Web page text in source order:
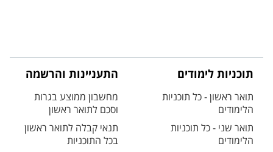
תוכניות לימודים
תואר ראשון - כל תוכניות
הלימודים
תואר שני - כל תוכניות
הלימודים
התעניינות והרשמה
מחשבון ממוצע בגרות
וסכם לתואר ראשון
תנאי קבלה לתואר ראשון
בכל התוכניות